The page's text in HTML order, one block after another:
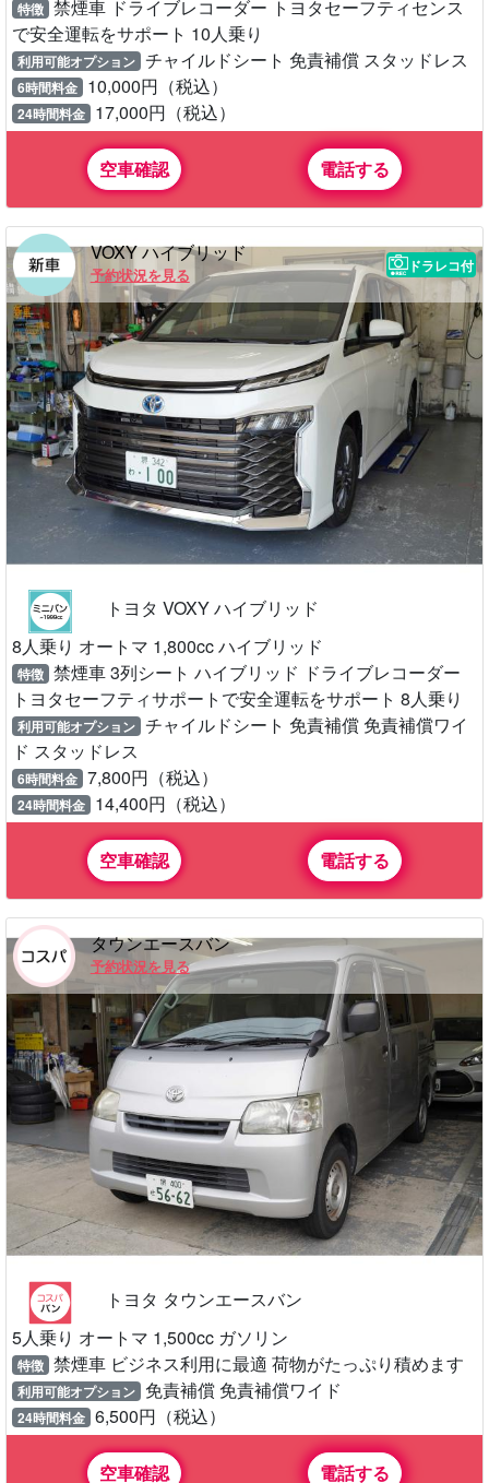
特徴 禁煙車 ドライブレコーダー トヨタセーフティセンス
で安全運転をサポート 10人乗り
利用可能オプション チャイルドシート 免責補償 スタッドレス
6時間料金 10,000円（税込）
24時間料金 17,000円（税込）
空車確認 電話する
VOXY ハイブリッド
予約状況を見る
ドラレコ付
トヨタ VOXY ハイブリッド
8人乗り オートマ 1,800cc ハイブリッド
特徴 禁煙車 3列シート ハイブリッド ドライブレコーダー
トヨタセーフティサポートで安全運転をサポート 8人乗り
利用可能オプション チャイルドシート 免責補償 免責補償ワイ
ド スタッドレス
6時間料金 7,800円（税込）
24時間料金 14,400円（税込）
空車確認 電話する
タウンエースバン
予約状況を見る
トヨタ タウンエースバン
5人乗り オートマ 1,500cc ガソリン
特徴 禁煙車 ビジネス利用に最適 荷物がたっぷり積めます
利用可能オプション 免責補償 免責補償ワイド
24時間料金 6,500円（税込）
空車確認 電話する